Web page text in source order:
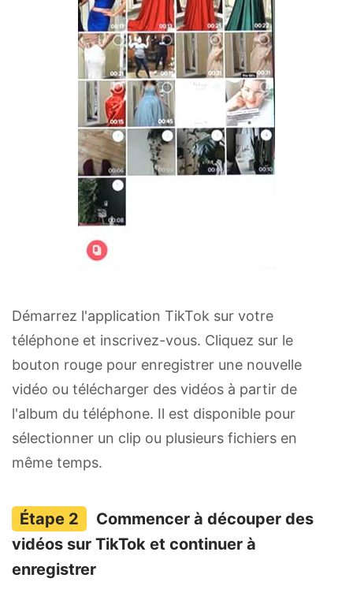
Démarrez l'application TikTok sur votre
téléphone et inscrivez-vous. Cliquez sur le
bouton rouge pour enregistrer une nouvelle
vidéo ou télécharger des vidéos à partir de
l'album du téléphone. Il est disponible pour
sélectionner un clip ou plusieurs fichiers en
même temps.
Commencer à découper des
vidéos sur TikTok et continuer à
enregistrer